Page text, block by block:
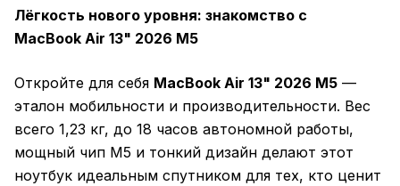
Лёгкость нового уровня: знакомство с
MacBook Air 13" 2026 M5
Откройте для себя MacBook Air 13" 2026 M5 —
эталон мобильности и производительности. Вес
всего 1,23 кг, до 18 часов автономной работы,
мощный чип M5 и тонкий дизайн делают этот
ноутбук идеальным спутником для тех, кто ценит